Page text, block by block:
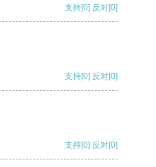
支持[0] 反对[0]
支持[0] 反对[0]
支持[0] 反对[0]